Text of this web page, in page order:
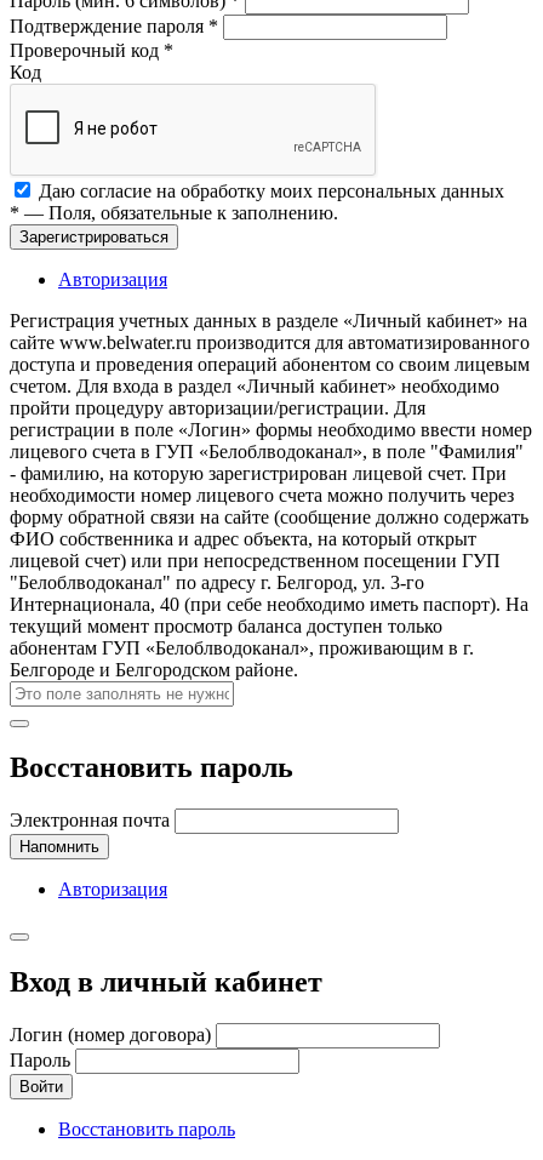
Подтверждение пароля *
Проверочный код *
Код
Даю согласие на обработку моих персональных данных
* — Поля, обязательные к заполнению.
Зарегистрироваться
Авторизация
Регистрация учетных данных в разделе «Личный кабинет» на
сайте www.belwater.ru производится для автоматизированного
доступа и проведения операций абонентом со своим лицевым
счетом. Для входа в раздел «Личный кабинет» необходимо
пройти процедуру авторизации/регистрации. Для
регистрации в поле «Логин» формы необходимо ввести номер
лицевого счета в ГУП «Белоблводоканал», в поле "Фамилия"
- фамилию, на которую зарегистрирован лицевой счет. При
необходимости номер лицевого счета можно получить через
форму обратной связи на сайте (сообщение должно содержать
ФИО собственника и адрес объекта, на который открыт
лицевой счет) или при непосредственном посещении ГУП
"Белоблводоканал" по адресу г. Белгород, ул. 3-го
Интернационала, 40 (при себе необходимо иметь паспорт). На
текущий момент просмотр баланса доступен только
абонентам ГУП «Белоблводоканал», проживающим в г.
Белгороде и Белгородском районе.
Восстановить пароль
Электронная почта
Напомнить
Авторизация
Вход в личный кабинет
Логин (номер договора)
Пароль
Войти
Восстановить пароль